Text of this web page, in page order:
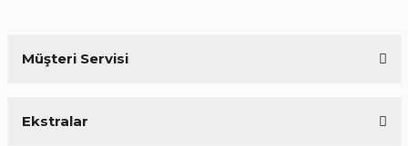
Müşteri Servisi
Ekstralar